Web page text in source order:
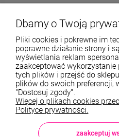
O nas
TWOJE
Sklep: StaloweLOVE,
podkarpackie, NIP:
Dbamy o Twoją
Pliki cookies i pokrewne im
poprawne działanie strony i
wyświetlania reklam
zaakceptować wykorzystanie
tych plików i przejść do
plików do swoich preferencji,
"Dostosuj zgody".
Więcej o plikach cookies
Polityce prywatności.
zaakceptuj